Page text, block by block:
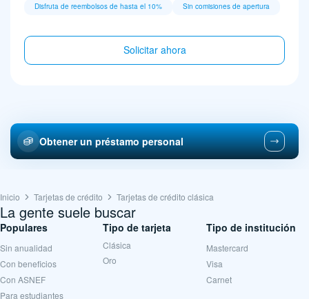
Disfruta de reembolsos de hasta el 10%
Sin comisiones de apertura
Solicitar ahora
Obtener un préstamo personal
Inicio Tarjetas de crédito Tarjetas de crédito clásica
La gente suele buscar
Populares
Sin anualidad
Con beneficios
Con ASNEF
Para estudiantes
Tipo de tarjeta
Clásica
Oro
Tipo de institución
Mastercard
Visa
Carnet